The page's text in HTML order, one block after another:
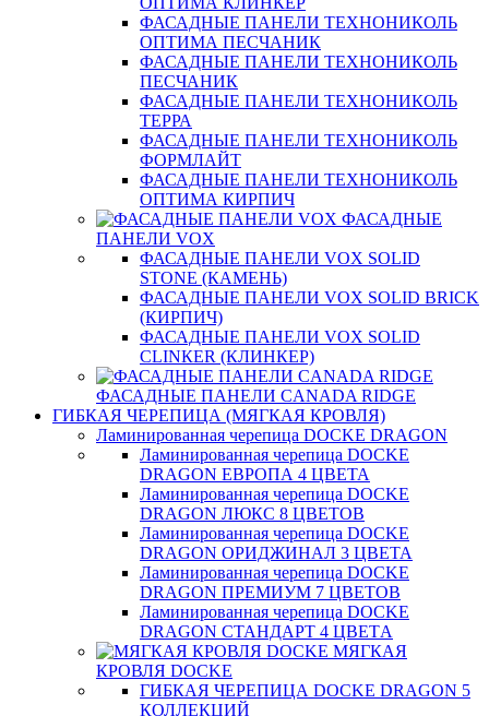
ФАСАДНЫЕ ПАНЕЛИ ТЕХНОНИКОЛЬ
ОПТИМА ПЕСЧАНИК
ФАСАДНЫЕ ПАНЕЛИ ТЕХНОНИКОЛЬ
ПЕСЧАНИК
ФАСАДНЫЕ ПАНЕЛИ ТЕХНОНИКОЛЬ
ТЕРРА
ФАСАДНЫЕ ПАНЕЛИ ТЕХНОНИКОЛЬ
ФОРМЛАЙТ
ФАСАДНЫЕ ПАНЕЛИ ТЕХНОНИКОЛЬ
ОПТИМА КИРПИЧ
ФАСАДНЫЕ
ПАНЕЛИ VOX
ФАСАДНЫЕ ПАНЕЛИ VOX SOLID
STONE (КАМЕНЬ)
ФАСАДНЫЕ ПАНЕЛИ VOX SOLID BRICK
(КИРПИЧ)
ФАСАДНЫЕ ПАНЕЛИ VOX SOLID
CLINКER (КЛИНКЕР)
ФАСАДНЫЕ ПАНЕЛИ CANADA RIDGE
ГИБКАЯ ЧЕРЕПИЦА (МЯГКАЯ КРОВЛЯ)
Ламинированная черепица DOCKE DRAGON
Ламинированная черепица DOCKE
DRAGON ЕВРОПА 4 ЦВЕТА
Ламинированная черепица DOCKE
DRAGON ЛЮКС 8 ЦВЕТОВ
Ламинированная черепица DOCKE
DRAGON ОРИДЖИНАЛ 3 ЦВЕТА
Ламинированная черепица DOCKE
DRAGON ПРЕМИУМ 7 ЦВЕТОВ
Ламинированная черепица DOCKE
DRAGON СТАНДАРТ 4 ЦВЕТA
МЯГКАЯ
КРОВЛЯ DOCKE
ГИБКАЯ ЧЕРЕПИЦА DOCKE DRAGON 5
КОЛЛЕКЦИЙ